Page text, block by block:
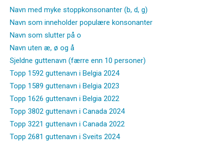
Navn med myke stoppkonsonanter (b, d, g)
Navn som inneholder populære konsonanter
Navn som slutter på o
Navn uten æ, ø og å
Sjeldne guttenavn (færre enn 10 personer)
Topp 1592 guttenavn i Belgia 2024
Topp 1589 guttenavn i Belgia 2023
Topp 1626 guttenavn i Belgia 2022
Topp 3802 guttenavn i Canada 2024
Topp 3221 guttenavn i Canada 2022
Topp 2681 guttenavn i Sveits 2024